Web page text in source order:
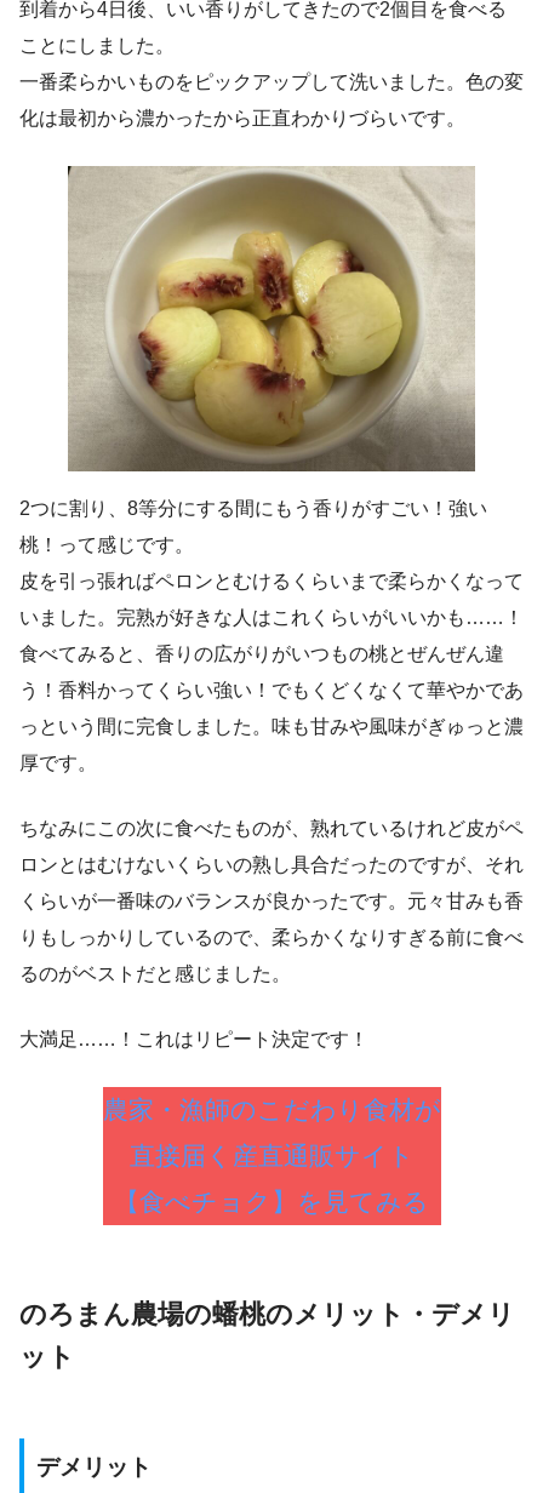
到着から4日後、いい香りがしてきたので2個目を食べる
ことにしました。
一番柔らかいものをピックアップして洗いました。色の変
化は最初から濃かったから正直わかりづらいです。
2つに割り、8等分にする間にもう香りがすごい！強い
桃！って感じです。
皮を引っ張ればペロンとむけるくらいまで柔らかくなって
いました。完熟が好きな人はこれくらいがいいかも……！
食べてみると、香りの広がりがいつもの桃とぜんぜん違
う！香料かってくらい強い！でもくどくなくて華やかであ
っという間に完食しました。味も甘みや風味がぎゅっと濃
厚です。
ちなみにこの次に食べたものが、熟れているけれど皮がペ
ロンとはむけないくらいの熟し具合だったのですが、それ
くらいが一番味のバランスが良かったです。元々甘みも香
りもしっかりしているので、柔らかくなりすぎる前に食べ
るのがベストだと感じました。
大満足……！これはリピート決定です！
農家・漁師のこだわり食材が
直接届く産直通販サイト
【食べチョク】を見てみる
のろまん農場の蟠桃のメリット・デメリ
ット
デメリット